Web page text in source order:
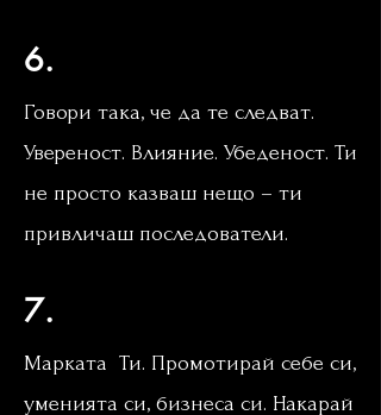
6.
Говори така, че да те следват.
Увереност. Влияние. Убеденост. Ти
не просто казваш нещо – ти
привличаш последователи.
7.
Марката Ти. Промотирай себе си,
уменията си, бизнеса си. Накарай